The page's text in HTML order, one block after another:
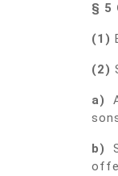
§ 5
(1)
(2)
a)
b)